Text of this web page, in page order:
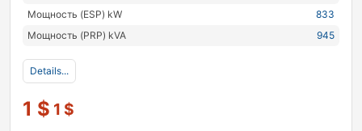
Мощность (ESP) kW
833
Мощность (PRP) kVA
945
Details...
1 $ 1 $